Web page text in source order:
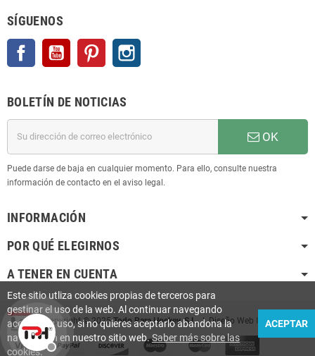
SÍGUENOS
Facebook YouTube Pinterest
BOLETÍN DE NOTICIAS
OK
Puede darse de baja en cualquier momento. Para ello, consulte nuestra
información de contacto en el aviso legal.
INFORMACIÓN
POR QUÉ ELEGIRNOS
A TENER EN CUENTA
Copyright © 2025Todo Para Hockey, S.L.| Diseño Web Infoactiu
Este sitio utliza cookies propias de terceros para
gestinar el uso de la web. Al continuar navegando
aceptas su uso, si no quieres aceptarlo abandona la
navegación en nuestro sitio web.Saber más sobre las
cookies.
ACEPTAR